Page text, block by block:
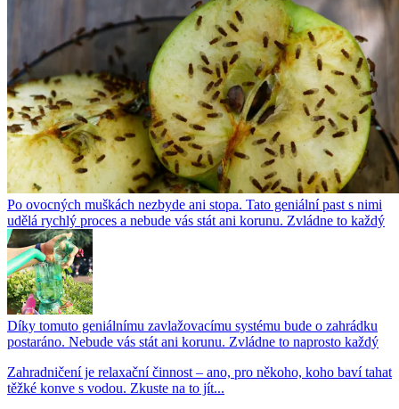
Po ovocných muškách nezbyde ani stopa. Tato geniální past s nimi
udělá rychlý proces a nebude vás stát ani korunu. Zvládne to každý
Díky tomuto geniálnímu zavlažovacímu systému bude o zahrádku
postaráno. Nebude vás stát ani korunu. Zvládne to naprosto každý
Zahradničení je relaxační činnost – ano, pro někoho, koho baví tahat
těžké konve s vodou. Zkuste na to jít...